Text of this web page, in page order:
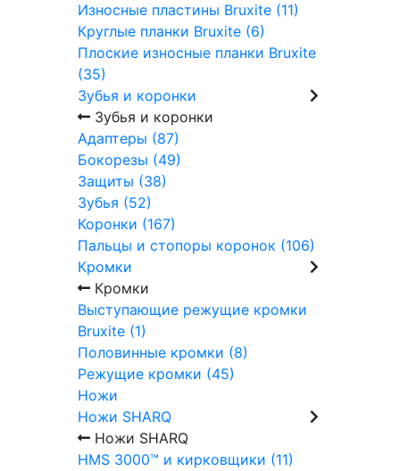
Износные пластины Bruxite (11)
Круглые планки Bruxite (6)
Плоские износные планки Bruxite
(35)
Зубья и коронки
Зубья и коронки
Адаптеры (87)
Бокорезы (49)
Защиты (38)
Зубья (52)
Коронки (167)
Пальцы и стопоры коронок (106)
Кромки
Кромки
Выступающие режущие кромки
Bruxite (1)
Половинные кромки (8)
Режущие кромки (45)
Ножи
Ножи SHARQ
Ножи SHARQ
HMS 3000™ и кирковщики (11)